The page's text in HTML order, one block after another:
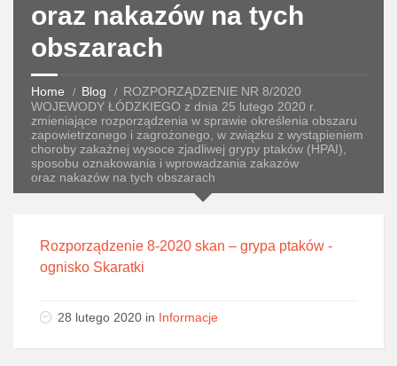
oraz nakazów na tych
obszarach
Home Blog
ROZPORZĄDZENIE NR 8/2020
WOJEWODY ŁÓDZKIEGO z dnia 25 lutego 2020 r.
zmieniające rozporządzenia w sprawie określenia obszaru
zapowietrzonego i zagrożonego, w związku z wystąpieniem
choroby zakaźnej wysoce zjadliwej grypy ptaków (HPAI),
sposobu oznakowania i wprowadzania zakazów
oraz nakazów na tych obszarach
Rozporządzenie 8-2020 skan – grypa ptaków -
ognisko Skaratki
28 lutego 2020 in Informacje